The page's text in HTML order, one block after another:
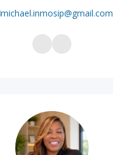
michael.inmosip@gmail.com